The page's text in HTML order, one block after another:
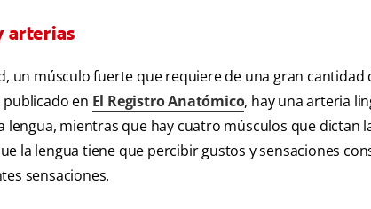
arterias
un músculo fuerte que requiere de una gran
en El Registro Anatómico, hay una arteria
lengua, mientras que hay cuatro músculos que dictan
la lengua tiene que percibir gustos y sensaciones
sensaciones.